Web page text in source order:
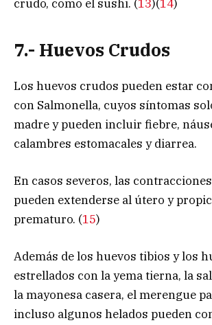
crudo, como el sushi. (13)(14)
7.- Huevos Crudos
Los huevos crudos pueden estar
con Salmonella, cuyos síntomas
madre y pueden incluir fiebre,
calambres estomacales y diarrea.
En casos severos, las
pueden extenderse al útero y
prematuro. (15)
Además de los huevos tibios y los
estrellados con la yema tierna, la
la mayonesa casera, el merengue
incluso algunos helados pueden